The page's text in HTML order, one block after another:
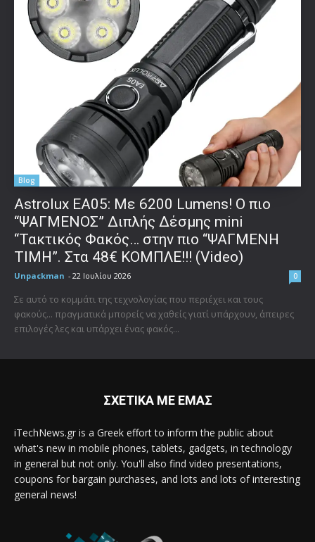
Blog
Astrolux ΕΑ05: Με 6200 Lumens! Ο πιο
“ΨΑΓΜΕΝΟΣ” Διπλής Δέσμης mini
“Τακτικός Φακός… στην πιο “ΨΑΓΜΕΝΗ
ΤΙΜΗ”. Στα 48€ ΚΟΜΠΛΕ!!! (Video)
Unpackman - 22 Ιουλίου 2026 0
Σε αυτό το κομμάτι της τεχνολογίας που περιέχει και τους
φακούς... πραγματικά μπορείς να χαθείς γιατί υπάρχουν, άπειρες
επιλογές λες και υπάρχει ένας φακός...
ΣΧΕΤΙΚΑ ΜΕ ΕΜΑΣ
iTechNews.gr is a Greek effort to inform the public about
what's new in mobile phones, tablets, gadgets, in technology
in general but not only. You'll also find video presentations,
coupons for bargain purchases, and lots and lots of interesting
general news!